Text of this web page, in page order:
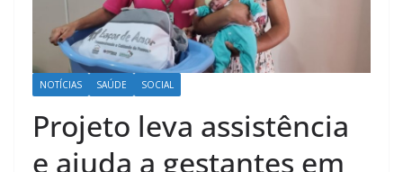
NOTÍCIAS SAÚDE SOCIAL
Projeto leva assistência
e ajuda a gestantes em